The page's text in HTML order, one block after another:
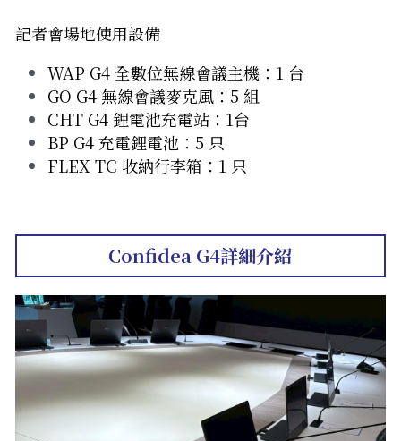
記者會場地使用設備
WAP G4 全數位無線會議主機：1 台
GO G4 無線會議麥克風：5 組
CHT G4 鋰電池充電站：1台
BP G4 充電鋰電池：5 只
FLEX TC 收納行李箱：1 只
Confidea G4詳細介紹